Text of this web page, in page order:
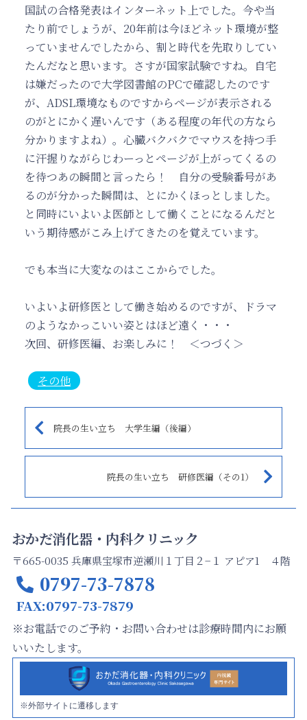
国試の合格発表はインターネット上でした。今や当
たり前でしょうが、20年前は今ほどネット環境が整
っていませんでしたから、割と時代を先取りしてい
たんだなと思います。さすが国家試験ですね。自宅
は嫌だったので大学図書館のPCで確認したのです
が、ADSL環境なものですからページが表示される
のがとにかく遅いんです（ある程度の年代の方なら
分かりますよね）。心臓バクバクでマウスを持つ手
に汗握りながらじわーっとページが上がってくるの
を待つあの瞬間と言ったら！ 自分の受験番号があ
るのが分かった瞬間は、とにかくほっとしました。
と同時にいよいよ医師として働くことになるんだと
いう期待感がこみ上げてきたのを覚えています。
でも本当に大変なのはここからでした。
いよいよ研修医として働き始めるのですが、ドラマ
のようなかっこいい姿とはほど遠く・・・
次回、研修医編、お楽しみに！ ＜つづく＞
その他
院長の生い立ち 大学生編（後編）
院長の生い立ち 研修医編（その1）
おかだ消化器・内科クリニック
〒665-0035 兵庫県宝塚市逆瀬川１丁目２−１ アピア1 ４階
0797-73-7878
FAX:0797-73-7879
※お電話でのご予約・お問い合わせは診療時間内にお願
いいたします。
※外部サイトに遷移します